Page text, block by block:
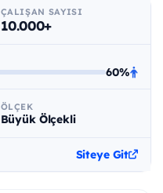
ÇALIŞAN SAYISI
10.000+
60%
ÖLÇEK
Büyük Ölçekli
Siteye Git